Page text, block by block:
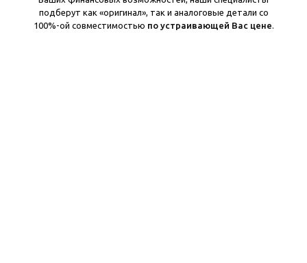
подберут как «оригинал», так и аналоговые детали со
100%-ой совместимостью по устраивающей Вас цене